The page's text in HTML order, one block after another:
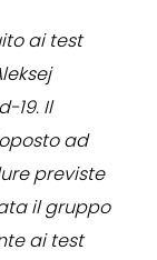
ai test
19. Il
ad
previste
il gruppo
ai test